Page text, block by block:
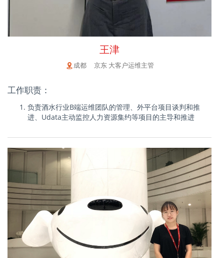
王津
成都 京东 大客户运维主管
工作职责：
负责酒水行业B端运维团队的管理、外平台项目谈判和推
进、Udata主动监控人力资源集约等项目的主导和推进